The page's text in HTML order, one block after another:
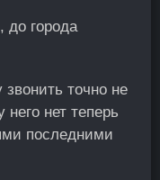
до города
точно не
нет теперь
последними